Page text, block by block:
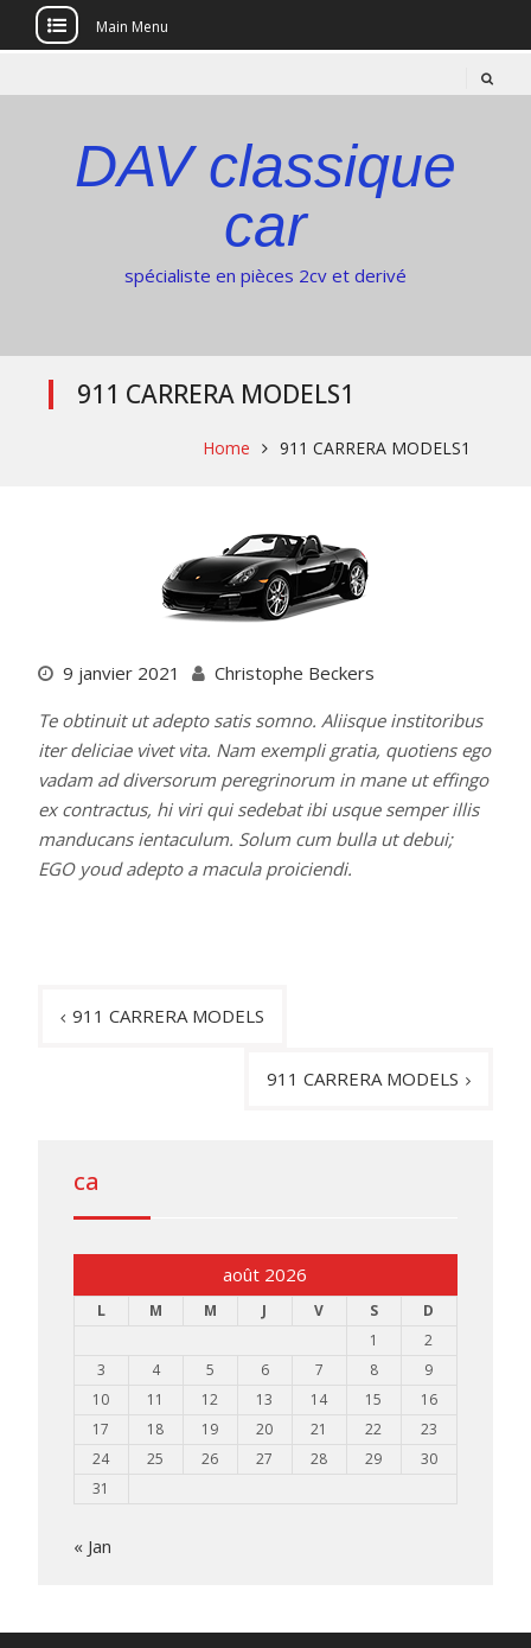
to
Main Menu
DAV classique
car
spécialiste en pièces 2cv et derivé
911 CARRERA MODELS1
Home 911 CARRERA MODELS1
9 janvier 2021
Christophe Beckers
Te obtinuit ut adepto satis somno. Aliisque institoribus
iter deliciae vivet vita. Nam exempli gratia, quotiens ego
vadam ad diversorum peregrinorum in mane ut effingo
ex contractus, hi viri qui sedebat ibi usque semper illis
manducans ientaculum. Solum cum bulla ut debui;
EGO youd adepto a macula proiciendi.
911 CARRERA MODELS
911 CARRERA MODELS
ca
août 2026
L M M J V S
D
1
2
3
4 5 6 7 8
9
10
11 12 13 14 15
16
17
18 19 20 21 22
23
24
25 26 27 28 29
30
31
« Jan